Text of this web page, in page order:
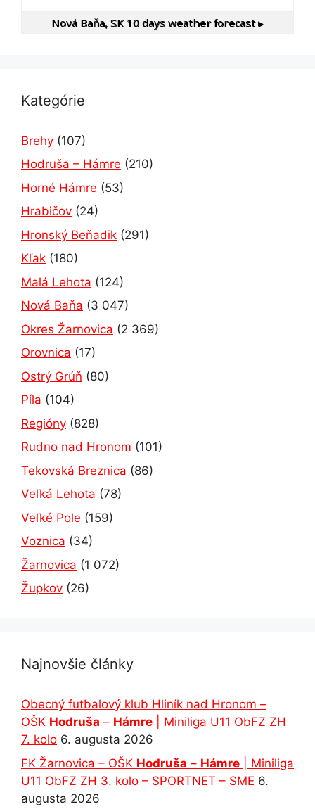
Nová Baňa, SK10 days weather forecast ▸
Kategórie
Brehy (107)
Hodruša – Hámre (210)
Horné Hámre (53)
Hrabičov (24)
Hronský Beňadik (291)
Kľak (180)
Malá Lehota (124)
Nová Baňa (3 047)
Okres Žarnovica (2 369)
Orovnica (17)
Ostrý Grúň (80)
Píla (104)
Regióny (828)
Rudno nad Hronom (101)
Tekovská Breznica (86)
Veľká Lehota (78)
Veľké Pole (159)
Voznica (34)
Žarnovica (1 072)
Župkov (26)
Najnovšie články
Obecný futbalový klub Hliník nad Hronom –
OŠK Hodruša – Hámre | Miniliga U11 ObFZ ZH
7. kolo 6. augusta 2026
FK Žarnovica – OŠK Hodruša – Hámre | Miniliga
U11 ObFZ ZH 3. kolo – SPORTNET – SME 6.
augusta 2026